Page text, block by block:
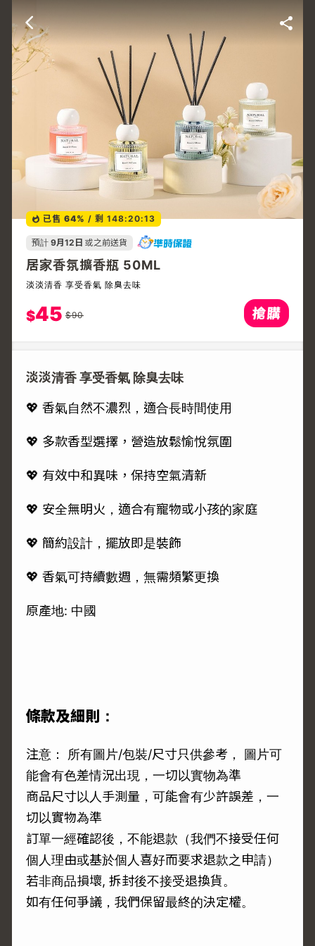
已售 64% / 剩 148:20:13
預計 9月12日 或之前送貨
居家香氛擴香瓶 50ML
淡淡清香 享受香氣 除臭去味
$45 $90
淡淡清香 享受香氣 除臭去味
💖 香氣自然不濃烈，適合長時間使用
💖 多款香型選擇，營造放鬆愉悅氛圍
💖 有效中和異味，保持空氣清新
💖 安全無明火，適合有寵物或小孩的家庭
💖 簡約設計，擺放即是裝飾
💖 香氣可持續數週，無需頻繁更換
原產地: 中國
條款及細則：
注意： 所有圖片/包裝/尺寸只供參考， 圖片可
能會有色差情況出現，一切以實物為準
商品尺寸以人手測量，可能會有少許誤差，一
切以實物為準
訂單一經確認後，不能退款（我們不接受任何
個人理由或基於個人喜好而要求退款之申請）
若非商品損壞, 拆封後不接受退換貨。
如有任何爭議，我們保留最終的決定權。